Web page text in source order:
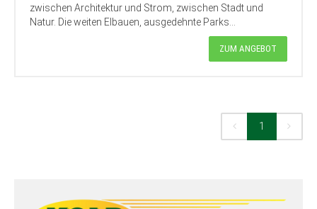
zwischen Architektur und Strom, zwischen Stadt und
Natur. Die weiten Elbauen, ausgedehnte Parks...
ZUM ANGEBOT
1